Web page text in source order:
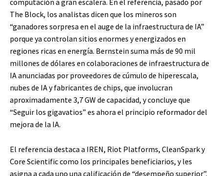
computación a gran escalera. En el referencia, pasado por
The Block, los analistas dicen que los mineros son
“ganadores sorpresa en el auge de la infraestructura de IA”
porque ya controlan sitios enormes y energizados en
regiones ricas en energía. Bernstein suma más de 90 mil
millones de dólares en colaboraciones de infraestructura de
IA anunciadas por proveedores de cúmulo de hiperescala,
nubes de IA y fabricantes de chips, que involucran
aproximadamente 3,7 GW de capacidad, y concluye que
“Seguir los gigavatios” es ahora el principio reformador del
mejora de la IA.
El referencia destaca a IREN, Riot Platforms, CleanSpark y
Core Scientific como los principales beneficiarios, y les
asigna a cada uno una calificación de “desempeño superior”.